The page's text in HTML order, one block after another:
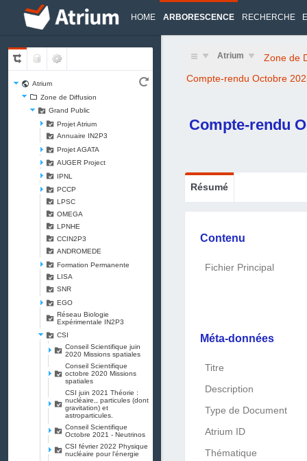
HOME ARBORESCENCE RECHERCHE
Atrium
Zone de Diffusion
Grand Public
Projet Atrium
Annuaire IN2P3
Projet AGATA
AUGER Project
IPNL
PCCP
LPSC
OMEGA
LPNHE
CCIN2P3
ANDROMEDE
Formation Permanente
LISA
SNR
EGO
Réseau Biologie
Expérimentale IN2P3
CSI
Conseil Scientifique juin
2020 Missions spatiales
Conseil Scientifique
octobre 2020 Missions
spatiales
CSI juin 2021 Théorie :
nucléaire,, particules (dont
gravitation) et
astroparticules.
Conseil Scientifique
Octobre 2021 - Neutrinos
CSI février 2022 Physique
nucléaire pour l'énergie
Atrium
Zone de
Compte-rendu Octobre
Compte-rendu
Résumé
Contenu
Fichier Principal
Méta-données
Titre
Description
Type de Document
Atrium ID
Thématique